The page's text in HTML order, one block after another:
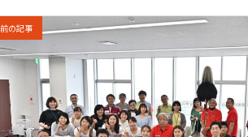
前の記事